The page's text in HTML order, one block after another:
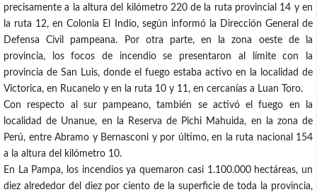
precisamente a la altura del kilómetro 220 de la ruta provincial 14 y en
la ruta 12, en Colonia El Indio, según informó la Dirección General de
Defensa Civil pampeana. Por otra parte, en la zona oeste de la
provincia, los focos de incendio se presentaron al límite con la
provincia de San Luis, donde el fuego estaba activo en la localidad de
Victorica, en Rucanelo y en la ruta 10 y 11, en cercanías a Luan Toro.
Con respecto al sur pampeano, también se activó el fuego en la
localidad de Unanue, en la Reserva de Pichi Mahuida, en la zona de
Perú, entre Abramo y Bernasconi y por último, en la ruta nacional 154
a la altura del kilómetro 10.
En La Pampa, los incendios ya quemaron casi 1.100.000 hectáreas, un
diez alrededor del diez por ciento de la superficie de toda la provincia,